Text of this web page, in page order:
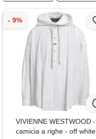
VIVIENNE WESTWOOD -
camicia a righe - off white